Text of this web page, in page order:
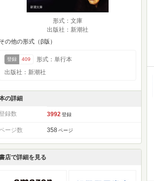
形式：文庫
出版社：新潮社
その他の形式（β版）
登録 409
形式：単行本
出版社：新潮社
の詳細
録数 3992 登録
ージ数 358 ページ
店で詳細を見る